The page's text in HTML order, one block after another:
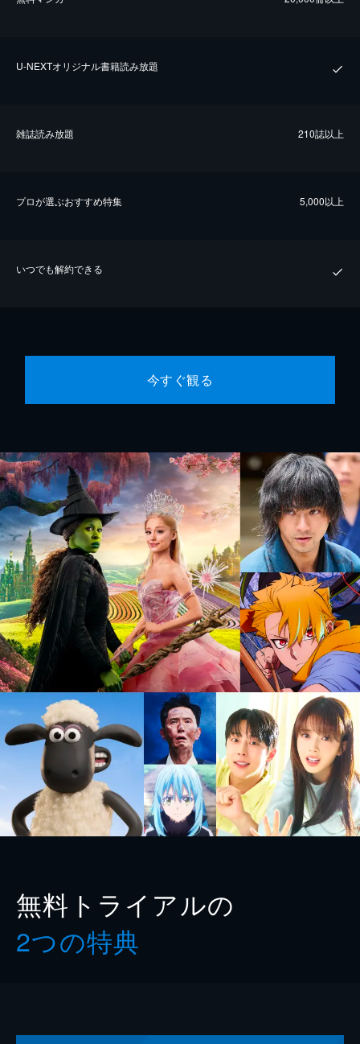
U-NEXTオリジナル書籍読み放題
雑誌読み放題 210誌以上
プロが選ぶおすすめ特集 5,000以上
いつでも解約できる
今すぐ観る
無料トライアルの
2つの特典